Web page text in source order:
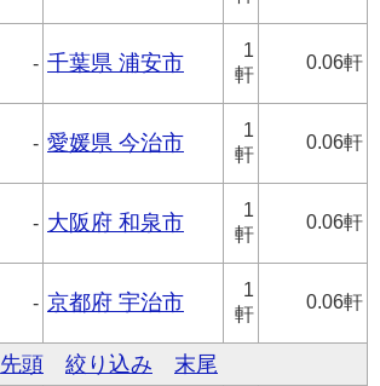
- 千葉県 浦安市
1
軒
0.06軒
- 愛媛県 今治市
1
軒
0.06軒
- 大阪府 和泉市
1
軒
0.06軒
- 京都府 宇治市
1
軒
0.06軒
先頭 絞り込み 末尾